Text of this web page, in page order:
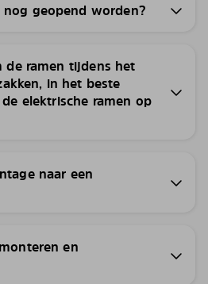
geopend worden?
de ramen tijdens het
in het beste
elektrische ramen op
naar een
en